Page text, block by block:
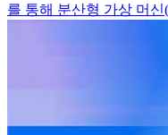
를 통해 분산형 가상 머